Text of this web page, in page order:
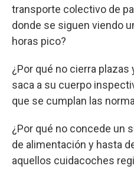
transporte colectivo de
donde se siguen viendo
horas pico?
¿Por qué no cierra
saca a su cuerpo
que se cumplan las
¿Por qué no concede un
de alimentación y hasta
aquellos cuidacoches